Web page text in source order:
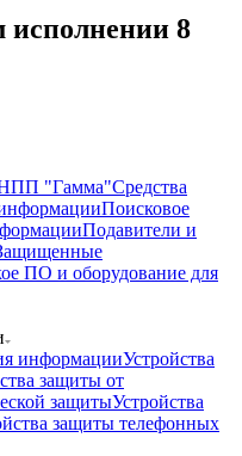
8
"Гамма"Средства
Поисковое
Подавители и
ПО и оборудование для
информацииУстройства
защиты от
защитыУстройства
защиты телефонных